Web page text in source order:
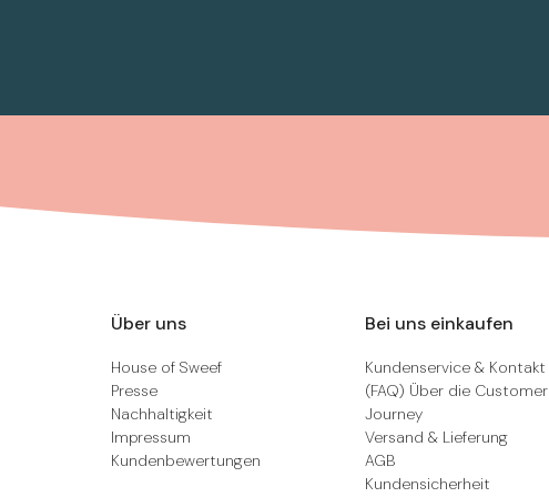
Über uns
House of Sweef
Presse
Nachhaltigkeit
Impressum
Kundenbewertungen
Bei uns einkaufen
Kundenservice & Kontakt
(FAQ) Über die Customer
Journey
Versand & Lieferung
AGB
Kundensicherheit